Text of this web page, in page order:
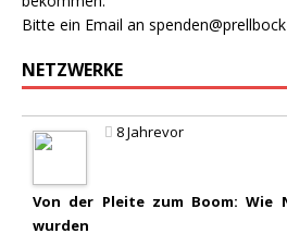
Bitte ein Email an
NETZWERKE
8 Jahrevor
Von der Pleite zum Boom: Wie
wurden